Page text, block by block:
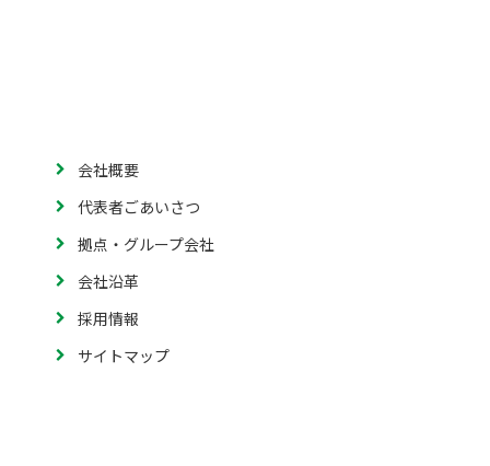
会社概要
代表者ごあいさつ
拠点・グループ会社
会社沿革
採用情報
サイトマップ